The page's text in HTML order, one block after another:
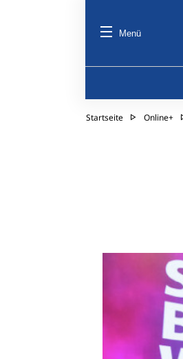
Menü
Startseite Online+